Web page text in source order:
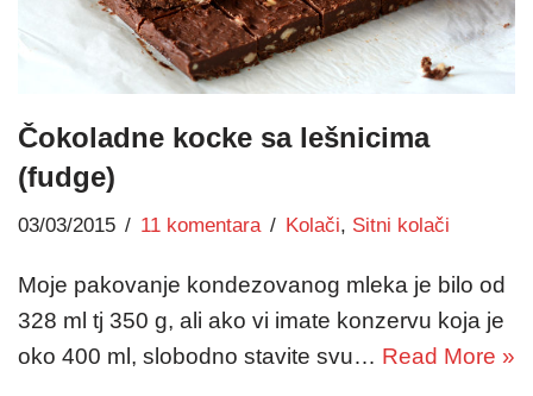
Čokoladne kocke sa lešnicima
(fudge)
03/03/2015 11 komentara Kolači, Sitni kolači
Moje pakovanje kondezovanog mleka je bilo od
328 ml tj 350 g, ali ako vi imate konzervu koja je
oko 400 ml, slobodno stavite svu… Read More »